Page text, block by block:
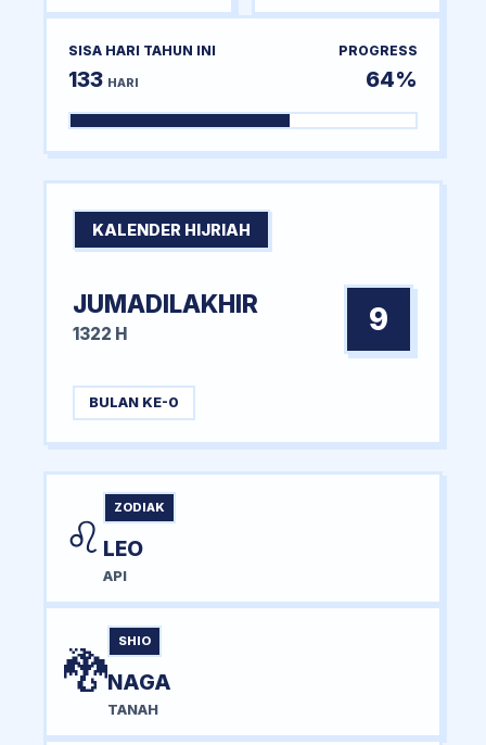
SISA HARI TAHUN INI
133 HARI
PROGRESS
64%
KALENDER HIJRIAH
JUMADILAKHIR
1322 H 9
BULAN KE-0
♌
ZODIAK
LEO
API
🐉
SHIO
NAGA
TANAH